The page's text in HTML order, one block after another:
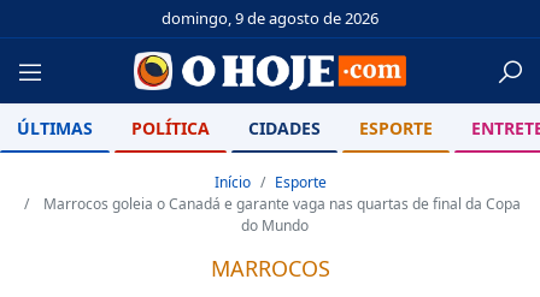
domingo, 9 de agosto de 2026
ÚLTIMAS POLÍTICA CIDADES ESPORTE
Início
Esporte
Marrocos goleia o Canadá e garante vaga nas quartas de final da Copa
do Mundo
MARROCOS